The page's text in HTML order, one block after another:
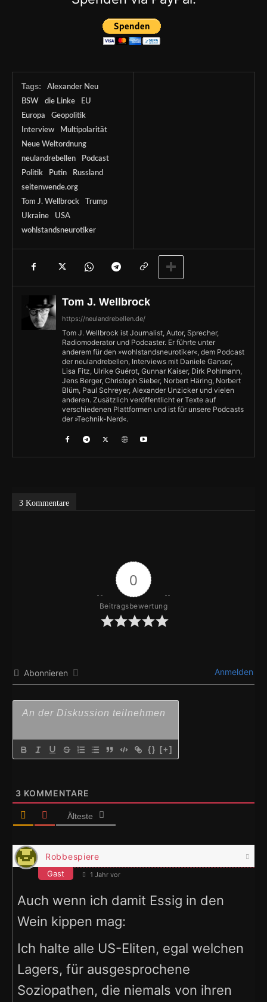
Tags:
Alexander Neu
BSW
die Linke
EU
Europa
Geopolitik
Interview
Multipolarität
Neue Weltordnung
neulandrebellen
Podcast
Politik
Putin
Russland
seitenwende.org
Tom J. Wellbrock
Trump
Ukraine
USA
wohlstandsneurotiker
Tom J. Wellbrock
https://neulandrebellen.de/
Tom J. Wellbrock ist Journalist, Autor, Sprecher,
Radiomoderator und Podcaster. Er führte unter
anderem für den »wohlstandsneurotiker«, dem Podcast
der neulandrebellen, Interviews mit Daniele Ganser,
Lisa Fitz, Ulrike Guérot, Gunnar Kaiser, Dirk Pohlmann,
Jens Berger, Christoph Sieber, Norbert Häring, Norbert
Blüm, Paul Schreyer, Alexander Unzicker und vielen
anderen. Zusätzlich veröffentlicht er Texte auf
verschiedenen Plattformen und ist für unsere Podcasts
der »Technik-Nerd«.
3 Kommentare
0
Beitragsbewertung
Abonnieren Anmelden
{} [+]
3 KOMMENTARE
Älteste
Robbespiere
Gast 1 Jahr vor
Auch wenn ich damit Essig in den
Wein kippen mag:
Ich halte alle US-Eliten, egal welchen
Lagers, für ausgesprochene
Soziopathen, die niemals von ihren